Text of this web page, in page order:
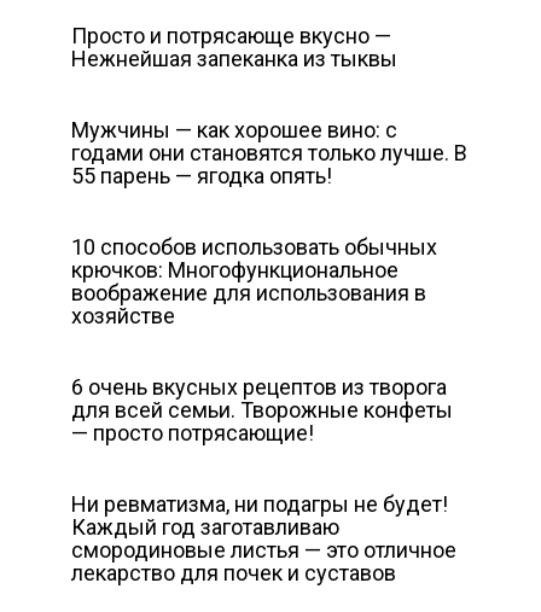
Просто и потрясающе вкусно —
Нежнейшая запеканка из тыквы
Мужчины — как хорошее вино: с
годами они становятся только лучше. В
55 парень — ягодка опять!
10 способов использовать обычных
крючков: Многофункциональное
воображение для использования в
хозяйстве
6 очень вкусных рецептов из творога
для всей семьи. Творожные конфеты
— просто потрясающие!
Ни ревматизма, ни подагры не будет!
Каждый год заготавливаю
смородиновые листья — это отличное
лекарство для почек и суставов